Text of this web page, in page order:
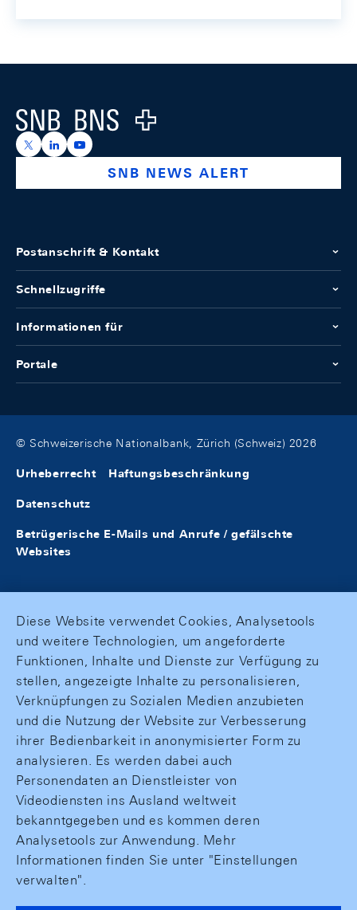
Logo
https://x.com/snb_bns
https://ch.linkedin.com/company/swiss-national-
https://www.youtube.com/@swissnationalbank
SNB NEWS ALERT
Postanschrift & Kontakt
Schnellzugriffe
Informationen für
Portale
© Schweizerische Nationalbank, Zürich (Schweiz) 2026
Urheberrecht Haftungsbeschränkung
Datenschutz
Betrügerische E-Mails und Anrufe / gefälschte
Websites
Diese Website verwendet Cookies, Analysetools
und weitere Technologien, um angeforderte
Funktionen, Inhalte und Dienste zur Verfügung zu
stellen, angezeigte Inhalte zu personalisieren,
Verknüpfungen zu Sozialen Medien anzubieten
und die Nutzung der Website zur Verbesserung
ihrer Bedienbarkeit in anonymisierter Form zu
analysieren. Es werden dabei auch
Personendaten an Dienstleister von
Videodiensten ins Ausland weltweit
bekanntgegeben und es kommen deren
Analysetools zur Anwendung. Mehr
Informationen finden Sie unter "Einstellungen
verwalten".